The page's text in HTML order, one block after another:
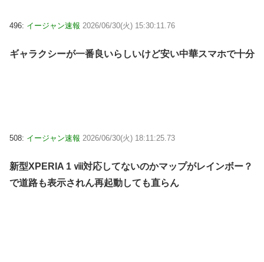
496: イージャン速報 2026/06/30(火) 15:30:11.76
ギャラクシーが一番良いらしいけど安い中華スマホで十分
508: イージャン速報 2026/06/30(火) 18:11:25.73
新型XPERIA 1 ⅷ対応してないのかマップがレインボー？
で道路も表示されん再起動しても直らん